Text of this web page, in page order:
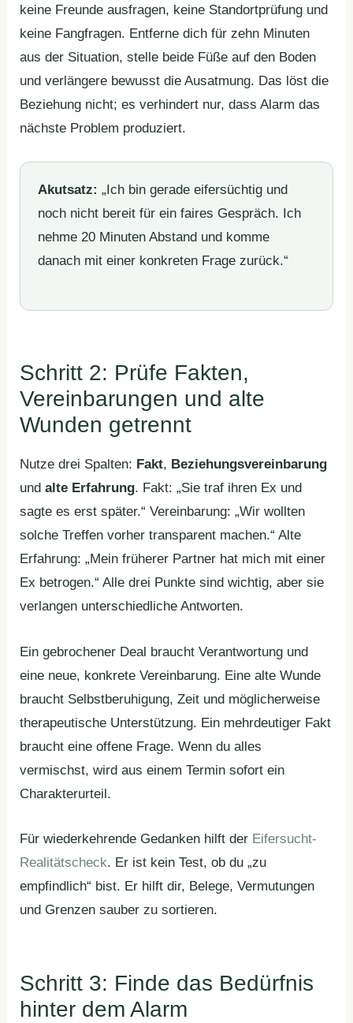
keine Freunde ausfragen, keine Standortprüfung und
keine Fangfragen. Entferne dich für zehn Minuten
aus der Situation, stelle beide Füße auf den Boden
und verlängere bewusst die Ausatmung. Das löst die
Beziehung nicht; es verhindert nur, dass Alarm das
nächste Problem produziert.
Akutsatz: „Ich bin gerade eifersüchtig und
noch nicht bereit für ein faires Gespräch. Ich
nehme 20 Minuten Abstand und komme
danach mit einer konkreten Frage zurück.“
Schritt 2: Prüfe Fakten,
Vereinbarungen und alte
Wunden getrennt
Nutze drei Spalten: Fakt, Beziehungsvereinbarung
und alte Erfahrung. Fakt: „Sie traf ihren Ex und
sagte es erst später.“ Vereinbarung: „Wir wollten
solche Treffen vorher transparent machen.“ Alte
Erfahrung: „Mein früherer Partner hat mich mit einer
Ex betrogen.“ Alle drei Punkte sind wichtig, aber sie
verlangen unterschiedliche Antworten.
Ein gebrochener Deal braucht Verantwortung und
eine neue, konkrete Vereinbarung. Eine alte Wunde
braucht Selbstberuhigung, Zeit und möglicherweise
therapeutische Unterstützung. Ein mehrdeutiger Fakt
braucht eine offene Frage. Wenn du alles
vermischst, wird aus einem Termin sofort ein
Charakterurteil.
Für wiederkehrende Gedanken hilft der Eifersucht-
Realitätscheck. Er ist kein Test, ob du „zu
empfindlich“ bist. Er hilft dir, Belege, Vermutungen
und Grenzen sauber zu sortieren.
Schritt 3: Finde das Bedürfnis
hinter dem Alarm